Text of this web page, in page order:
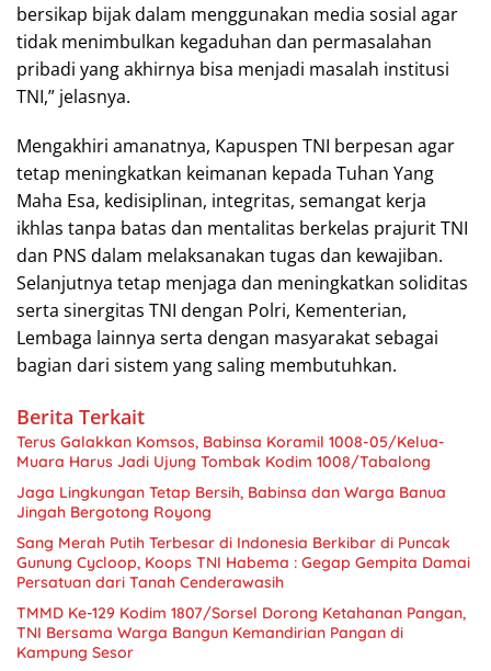
bersikap bijak dalam menggunakan media sosial agar
tidak menimbulkan kegaduhan dan permasalahan
pribadi yang akhirnya bisa menjadi masalah institusi
TNI,” jelasnya.
Mengakhiri amanatnya, Kapuspen TNI berpesan agar
tetap meningkatkan keimanan kepada Tuhan Yang
Maha Esa, kedisiplinan, integritas, semangat kerja
ikhlas tanpa batas dan mentalitas berkelas prajurit TNI
dan PNS dalam melaksanakan tugas dan kewajiban.
Selanjutnya tetap menjaga dan meningkatkan soliditas
serta sinergitas TNI dengan Polri, Kementerian,
Lembaga lainnya serta dengan masyarakat sebagai
bagian dari sistem yang saling membutuhkan.
Berita Terkait
Terus Galakkan Komsos, Babinsa Koramil 1008-05/Kelua-
Muara Harus Jadi Ujung Tombak Kodim 1008/Tabalong
Jaga Lingkungan Tetap Bersih, Babinsa dan Warga Banua
Jingah Bergotong Royong
Sang Merah Putih Terbesar di Indonesia Berkibar di Puncak
Gunung Cycloop, Koops TNI Habema : Gegap Gempita Damai
Persatuan dari Tanah Cenderawasih
TMMD Ke-129 Kodim 1807/Sorsel Dorong Ketahanan Pangan,
TNI Bersama Warga Bangun Kemandirian Pangan di
Kampung Sesor